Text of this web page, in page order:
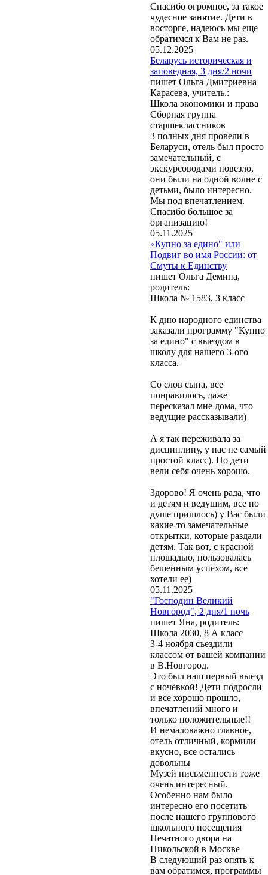
Спасибо огромное, за такое
чудесное занятие. Дети в
восторге, надеюсь мы еще
обратимся к Вам не раз.
05.12.2025
Беларусь историческая и
заповедная, 3 дня/2 ночи
пишет Ольга Дмитриевна
Карасева, учитель.:
Школа экономики и права
Сборная группа
старшеклассников
3 полных дня провели в
Беларуси, отель был просто
замечательный, с
экскурсоводами повезло,
они были на одной волне с
детьми, было интересно.
Мы под впечатлением.
Спасибо большое за
организацию!
05.11.2025
«Купно за едино" или
Подвиг во имя России: от
Смуты к Единству
пишет Ольга Демина,
родитель:
Школа № 1583, 3 класс
К дню народного единства
заказали программу "Купно
за едино" с выездом в
школу для нашего 3-ого
класса.
Со слов сына, все
понравилось, даже
пересказал мне дома, что
ведущие рассказывали)
А я так переживала за
дисциплину, у нас не самый
простой класс). Но дети
вели себя очень хорошо.
Здорово! Я очень рада, что
и детям и ведущим, все по
душе пришлось) у Вас были
какие-то замечательные
открытки, которые раздали
детям. Так вот, с красной
площадью, пользовалась
бешенным успехом, все
хотели ее)
05.11.2025
"Господин Великий
Новгород", 2 дня/1 ночь
пишет Яна, родитель:
Школа 2030, 8 А класс
3-4 ноября съездили
классом от вашей компании
в В.Новгород.
Это был наш первый выезд
с ночёвкой! Дети подросли
и все хорошо прошло,
впечатлений много и
только положительные!!
И немаловажно главное,
отель отличный, кормили
вкусно, все остались
довольны
Музей письменности тоже
очень интересный.
Особенно нам было
интересно его посетить
после нашего группового
школьного посещения
Печатного двора на
Никольской в Москве
В следующий раз опять к
вам обратимся, программы